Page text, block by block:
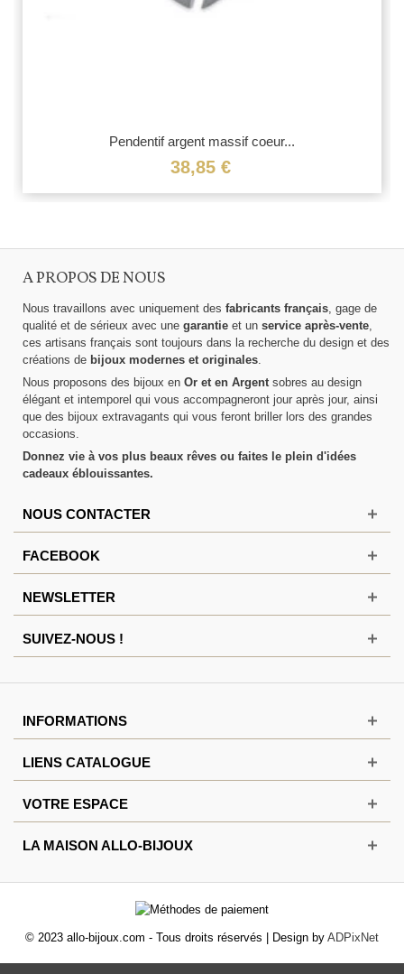
Pendentif argent massif coeur...
38,85 €
A PROPOS DE NOUS
Nous travaillons avec uniquement des fabricants français, gage de
qualité et de sérieux avec une garantie et un service après-vente,
ces artisans français sont toujours dans la recherche du design et des
créations de bijoux modernes et originales.
Nous proposons des bijoux en Or et en Argentsobres au design
élégant et intemporel qui vous accompagneront jour après jour, ainsi
que des bijoux extravagants qui vous feront briller lors des grandes
occasions.
Donnez vie à vos plus beaux rêves ou faites le plein d'idées
cadeaux éblouissantes.
NOUS CONTACTER
FACEBOOK
NEWSLETTER
SUIVEZ-NOUS !
INFORMATIONS
LIENS CATALOGUE
VOTRE ESPACE
LA MAISON ALLO-BIJOUX
© 2023 allo-bijoux.com - Tous droits réservés | Design by ADPixNet